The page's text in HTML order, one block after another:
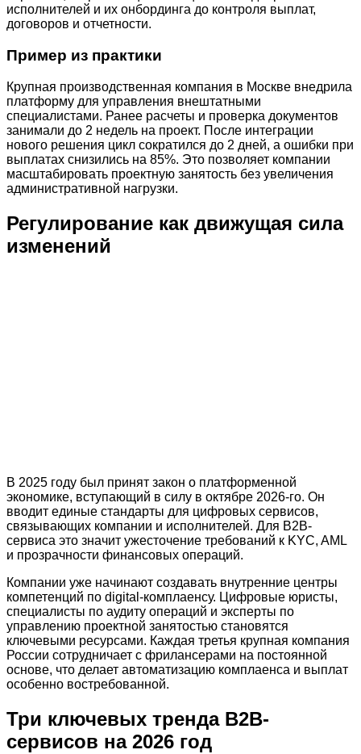
исполнителей и их онбординга до контроля выплат,
договоров и отчетности.
Пример из практики
Крупная производственная компания в Москве внедрила
платформу для управления внештатными
специалистами. Ранее расчеты и проверка документов
занимали до 2 недель на проект. После интеграции
нового решения цикл сократился до 2 дней, а ошибки при
выплатах снизились на 85%. Это позволяет компании
масштабировать проектную занятость без увеличения
административной нагрузки.
Регулирование как движущая сила
изменений
В 2025 году был принят закон о платформенной
экономике, вступающий в силу в октябре 2026-го. Он
вводит единые стандарты для цифровых сервисов,
связывающих компании и исполнителей. Для B2B-
сервиса это значит ужесточение требований к KYC, AML
и прозрачности финансовых операций.
Компании уже начинают создавать внутренние центры
компетенций по digital-комплаенсу. Цифровые юристы,
специалисты по аудиту операций и эксперты по
управлению проектной занятостью становятся
ключевыми ресурсами. Каждая третья крупная компания
России сотрудничает с фрилансерами на постоянной
основе, что делает автоматизацию комплаенса и выплат
особенно востребованной.
Три ключевых тренда B2B-
сервисов на 2026 год